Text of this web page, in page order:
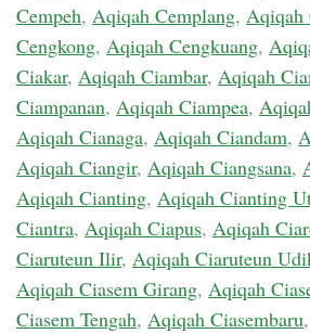
Cempeh, Aqiqah Cemplang, Aqiqah
Cengkong, Aqiqah Cengkuang,
Ciakar, Aqiqah Ciambar, Aqiqah
Ciampanan, Aqiqah Ciampea,
Aqiqah Cianaga, Aqiqah Ciandam,
Aqiqah Ciangir, Aqiqah Ciangsana,
Aqiqah Cianting, Aqiqah Cianting
Ciantra, Aqiqah Ciapus, Aqiqah
Ciaruteun Ilir, Aqiqah Ciaruteun
Aqiqah Ciasem Girang, Aqiqah
Ciasem Tengah, Aqiqah Ciasembaru,